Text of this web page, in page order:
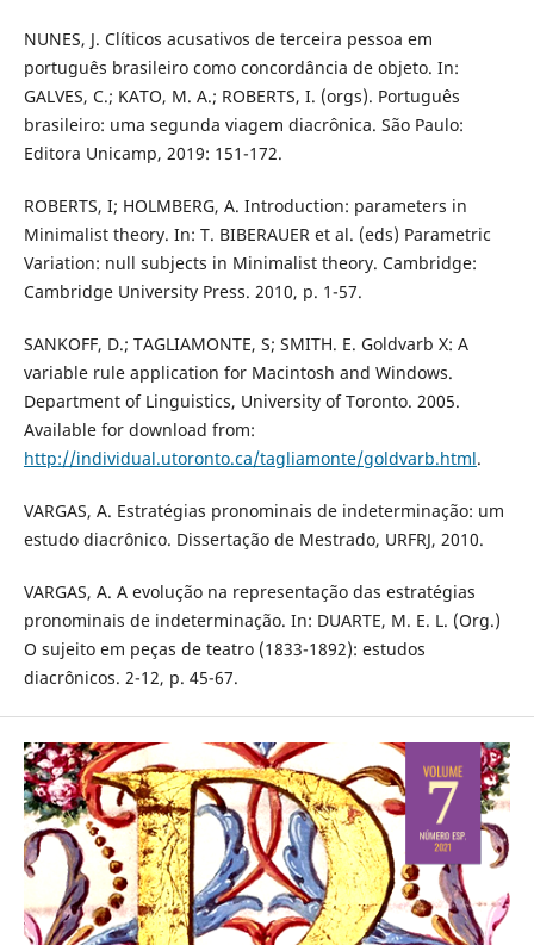
NUNES, J. Clíticos acusativos de terceira pessoa em
português brasileiro como concordância de objeto. In:
GALVES, C.; KATO, M. A.; ROBERTS, I. (orgs). Português
brasileiro: uma segunda viagem diacrônica. São Paulo:
Editora Unicamp, 2019: 151-172.
ROBERTS, I; HOLMBERG, A. Introduction: parameters in
Minimalist theory. In: T. BIBERAUER et al. (eds) Parametric
Variation: null subjects in Minimalist theory. Cambridge:
Cambridge University Press. 2010, p. 1-57.
SANKOFF, D.; TAGLIAMONTE, S; SMITH. E. Goldvarb X: A
variable rule application for Macintosh and Windows.
Department of Linguistics, University of Toronto. 2005.
Available for download from:
http://individual.utoronto.ca/tagliamonte/goldvarb.html.
VARGAS, A. Estratégias pronominais de indeterminação: um
estudo diacrônico. Dissertação de Mestrado, URFRJ, 2010.
VARGAS, A. A evolução na representação das estratégias
pronominais de indeterminação. In: DUARTE, M. E. L. (Org.)
O sujeito em peças de teatro (1833-1892): estudos
diacrônicos. 2-12, p. 45-67.